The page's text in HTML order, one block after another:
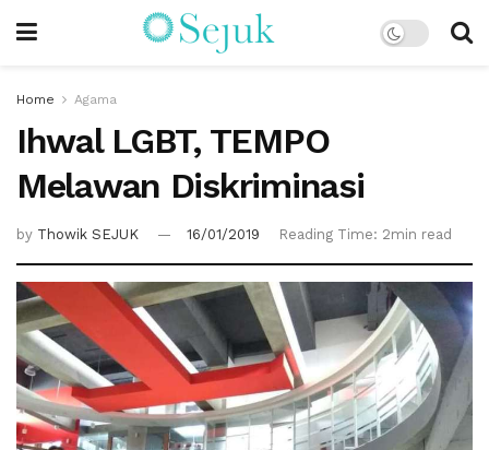
Home Agama
Ihwal LGBT, TEMPO
Melawan Diskriminasi
by Thowik SEJUK 16/01/2019 Reading Time: 2min read